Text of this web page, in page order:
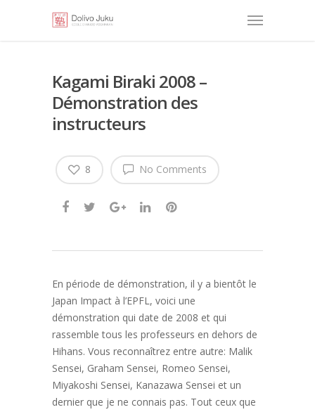
Kagami Biraki 2008 –
Démonstration des
instructeurs
No Comments
8
En période de démonstration, il y a bientôt le
Japan Impact à l’EPFL, voici une
démonstration qui date de 2008 et qui
rassemble tous les professeurs en dehors de
Hihans. Vous reconnaîtrez entre autre: Malik
Sensei, Graham Sensei, Romeo Sensei,
Miyakoshi Sensei, Kanazawa Sensei et un
dernier que je ne connais pas. Tout ceux que